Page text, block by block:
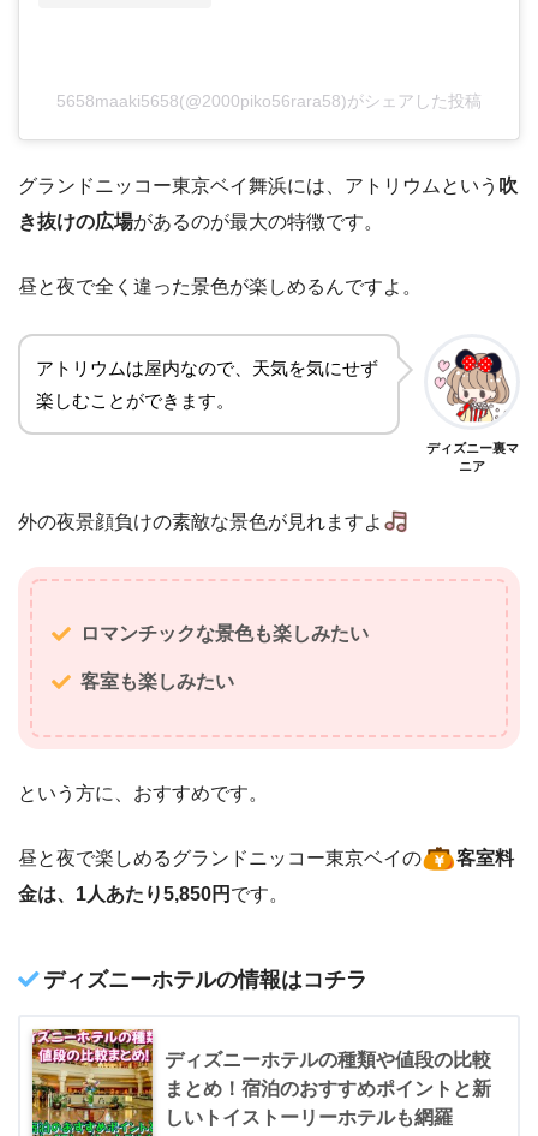
5658maaki5658(@2000piko56rara58)がシェアした投稿
グランドニッコー東京ベイ舞浜には、アトリウムという 吹
き抜けの広場があるのが最大の特徴です。
昼と夜で全く違った景色が楽しめるんですよ。
アトリウムは屋内なので、天気を気にせず
楽しむことができます。
ディズニー裏マ
ニア
外の夜景顔負けの素敵な景色が見れますよ
ロマンチックな景色も楽しみたい
客室も楽しみたい
という方に、おすすめです。
昼と夜で楽しめるグランドニッコー東京ベイの
客室料
金は、1人あたり5,850円 です。
ディズニーホテルの情報はコチラ
ディズニーホテルの種類や値段の比較
まとめ！宿泊のおすすめポイントと新
しいトイストーリーホテルも網羅